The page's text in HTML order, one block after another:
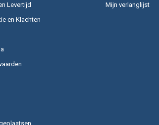
Levertijd
en Klachten
Mijn verlanglijst